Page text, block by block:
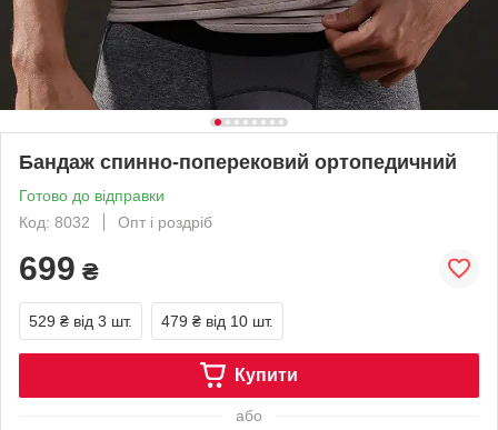
Бандаж спинно-поперековий ортопедичний
Готово до відправки
Код: 8032
Опт і роздріб
699 ₴
529 ₴ від 3 шт. 479 ₴ від 10 шт.
Купити
або